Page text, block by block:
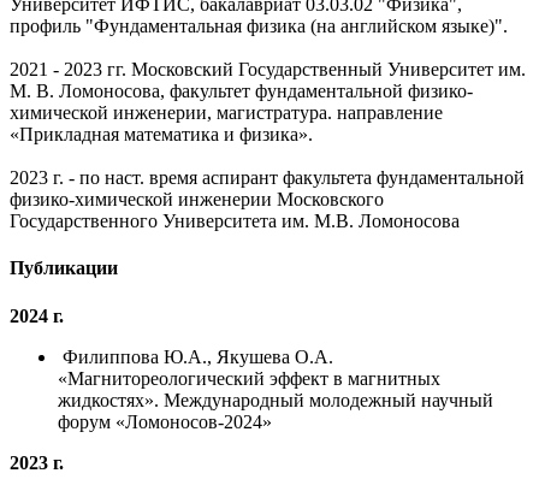
Университет ИФТИС, бакалавриат 03.03.02 "Физика",
профиль "Фундаментальная физика (на английском языке)".
2021 - 2023 гг. Московский Государственный Университет им.
М. В. Ломоносова, факультет фундаментальной физико-
химической инженерии, магистратура. направление
«Прикладная математика и физика».
2023 г. - по наст. время аспирант факультета фундаментальной
физико-химической инженерии Московского
Государственного Университета им. М.В. Ломоносова
Публикации
2024 г.
Филиппова Ю.А., Якушева О.А.
«Магнитореологический эффект в магнитных
жидкостях». Международный молодежный научный
форум «Ломоносов-2024»
2023 г.